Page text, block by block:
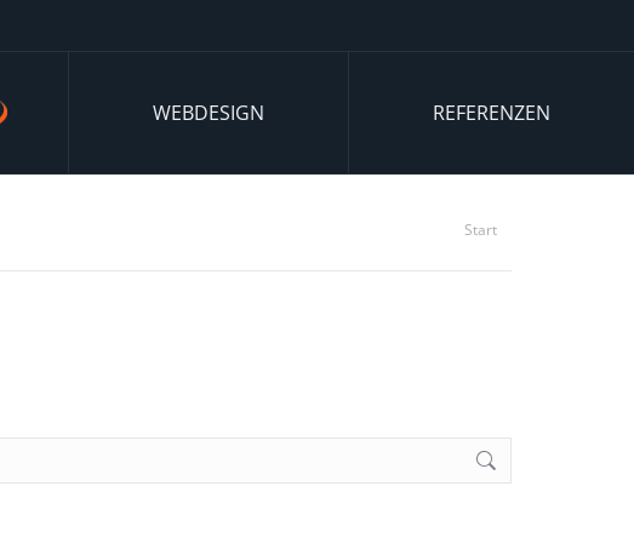
WEBDESIGN REFERENZEN
Sie
Start